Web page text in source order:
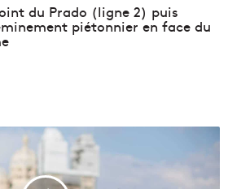
du Prado (ligne 2) puis
piétonnier en face du